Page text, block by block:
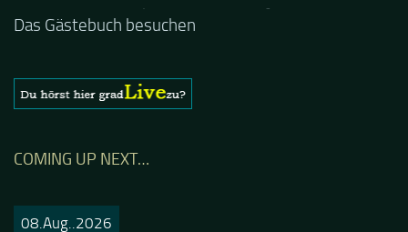
Stream ist eine schöne Zusammenfassung - Merci...